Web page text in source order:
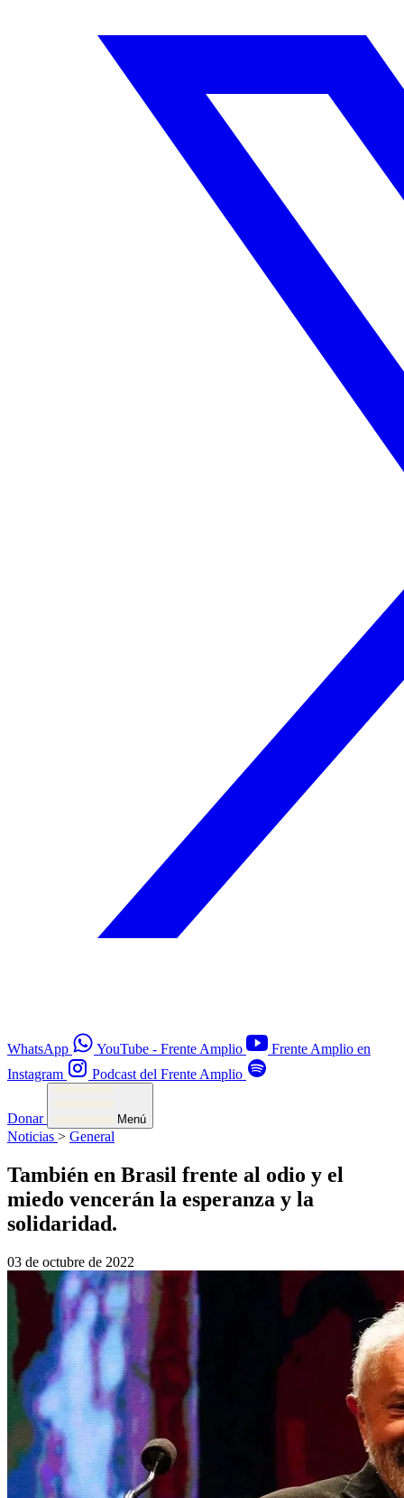
WhatsApp YouTube - Frente Amplio
Frente Amplio en
Instagram
Podcast del Frente Amplio
Donar Menú
Noticias > General
También en Brasil frente al odio y el
miedo vencerán la esperanza y la
solidaridad.
03 de octubre de 2022